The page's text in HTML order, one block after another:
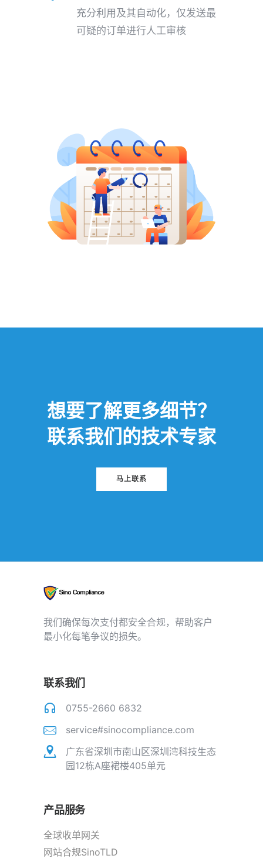
充分利用及其自动化，仅发送最
可疑的订单进行人工审核
想要了解更多细节？
联系我们的技术专家
马上联系
我们确保每次支付都安全合规，帮助客户
最小化每笔争议的损失。
联系我们
0755-2660 6832
service#sinocompliance.com
广东省深圳市南山区深圳湾科技生态
园12栋A座裙楼405单元
产品服务
全球收单网关
网站合规SinoTLD